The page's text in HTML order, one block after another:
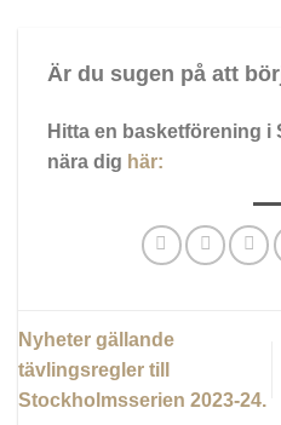
Är du sugen på att
Hitta en basketförening
nära dig här:
Nyheter gällande
tävlingsregler till
Stockholmsserien 2023-24.